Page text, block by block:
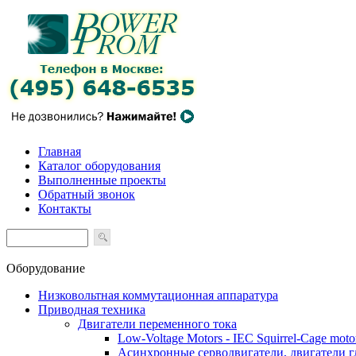
Главная
Каталог оборудования
Выполненные проекты
Обратный звонок
Контакты
Оборудование
Низковольтная коммутационная аппаратура
Приводная техника
Двигатели переменного тока
Low-Voltage Motors - IEC Squirrel-Cage
Асинхронные серводвигатели, двигатели